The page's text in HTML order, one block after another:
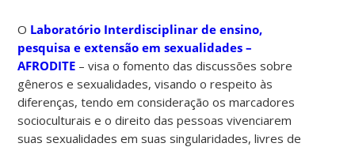
O Laboratório Interdisciplinar de ensino,
pesquisa e extensão em sexualidades –
AFRODITE – visa o fomento das discussões sobre
gêneros e sexualidades, visando o respeito às
diferenças, tendo em consideração os marcadores
socioculturais e o direito das pessoas vivenciarem
suas sexualidades em suas singularidades, livres de